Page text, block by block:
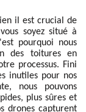
il est crucial de
soyez situé à
pourquoi nous
des toitures en
processus. Fini
inutiles pour nos
nous pouvons
plus sûres et
drones capturent